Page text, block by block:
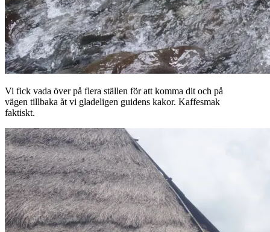
Vi fick vada över på flera ställen för att komma dit och på
vägen tillbaka åt vi gladeligen guidens kakor. Kaffesmak
faktiskt.